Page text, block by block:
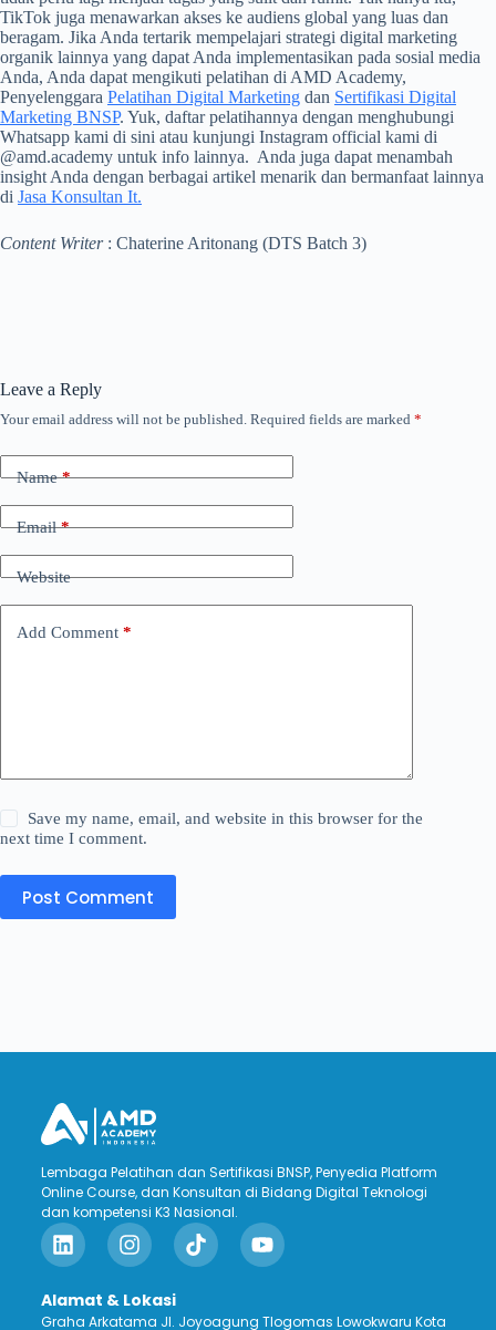
TikTok juga menawarkan akses ke audiens global yang luas dan
beragam. Jika Anda tertarik mempelajari strategi digital marketing
organik lainnya yang dapat Anda implementasikan pada sosial media
Anda, Anda dapat mengikuti pelatihan di AMD Academy,
Penyelenggara Pelatihan Digital Marketing dan Sertifikasi Digital
Marketing BNSP. Yuk, daftar pelatihannya dengan menghubungi
Whatsapp kami di sini atau kunjungi Instagram official kami di
@amd.academy untuk info lainnya. Anda juga dapat menambah
insight Anda dengan berbagai artikel menarik dan bermanfaat lainnya
di Jasa Konsultan It.
Content Writer: Chaterine Aritonang (DTS Batch 3)
Leave a Reply
Your email address will not be published. Required fields are marked *
Name*
Email*
Website
Add Comment *
Save my name, email, and website in this browser for the
next time I comment.
Post Comment
Lembaga Pelatihan dan Sertifikasi BNSP, Penyedia Platform
Online Course, dan Konsultan di Bidang Digital Teknologi
dan kompetensi K3 Nasional.
Alamat & Lokasi
Graha Arkatama Jl. Joyoagung Tlogomas Lowokwaru Kota